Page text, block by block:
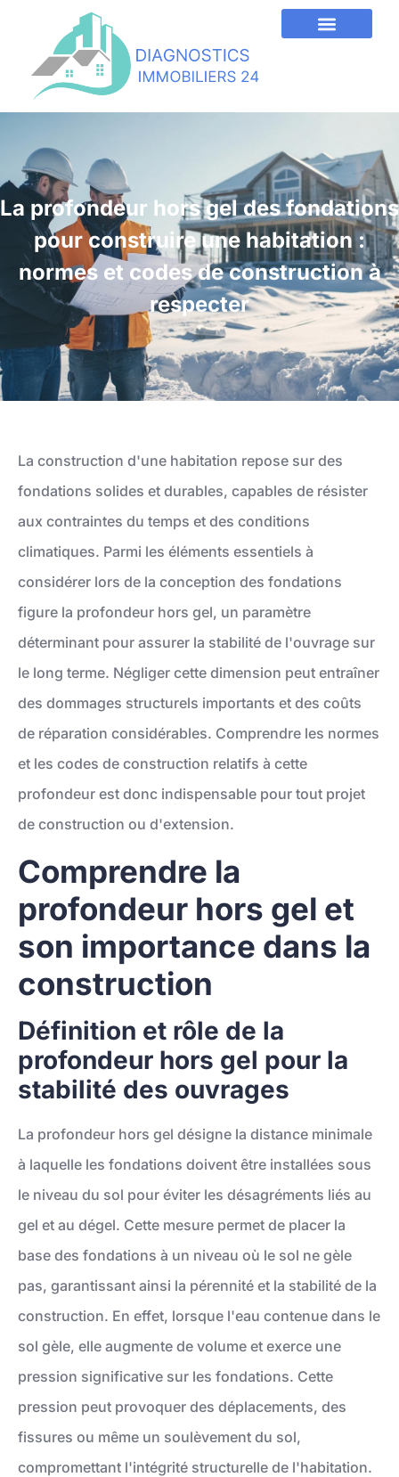
La profondeur hors gel des fondations
pour construire une habitation :
normes et codes de construction à
respecter
La construction d'une habitation repose sur des
fondations solides et durables, capables de résister
aux contraintes du temps et des conditions
climatiques. Parmi les éléments essentiels à
considérer lors de la conception des fondations
figure la profondeur hors gel, un paramètre
déterminant pour assurer la stabilité de l'ouvrage sur
le long terme. Négliger cette dimension peut entraîner
des dommages structurels importants et des coûts
de réparation considérables. Comprendre les normes
et les codes de construction relatifs à cette
profondeur est donc indispensable pour tout projet
de construction ou d'extension.
Comprendre la
profondeur hors gel et
son importance dans la
construction
Définition et rôle de la
profondeur hors gel pour la
stabilité des ouvrages
La profondeur hors gel désigne la distance minimale
à laquelle les fondations doivent être installées sous
le niveau du sol pour éviter les désagréments liés au
gel et au dégel. Cette mesure permet de placer la
base des fondations à un niveau où le sol ne gèle
pas, garantissant ainsi la pérennité et la stabilité de la
construction. En effet, lorsque l'eau contenue dans le
sol gèle, elle augmente de volume et exerce une
pression significative sur les fondations. Cette
pression peut provoquer des déplacements, des
fissures ou même un soulèvement du sol,
compromettant l'intégrité structurelle de l'habitation.